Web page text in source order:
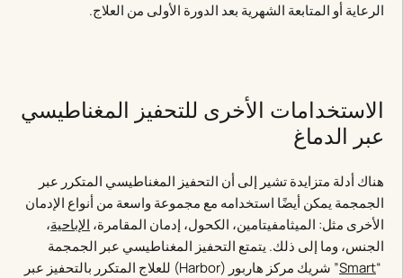
الرعاية أو المتابعة الشهرية بعد الدورة الأولى من العلاج.
الاستخدامات الأخرى للتحفيز المغناطيسي
عبر الدماغ
هناك أدلة متزايدة تشير إلى أن التحفيز المغناطيسي المتكرر عبر
الجمجمة يمكن أيضًا استخدامه مع مجموعة واسعة من أنواع الإدمان
الأخرى مثل: الميثامفيتامين، الكحول، إدمان المقامرة، الإباحية،
الجنس، وما إلى ذلك. يتمتع التحفيز المغناطيسي عبر الجمجمة
“
Smart
” شريك مركز هاربور (Harbor) للعلاج المتكرر بالتحفيز عبر